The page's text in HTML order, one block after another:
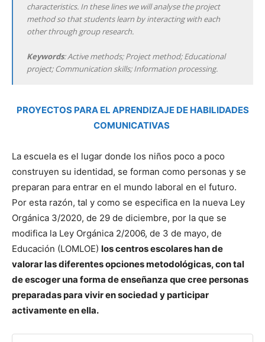
characteristics. In these lines we will analyse the project
method so that students learn by interacting with each
other through group research.
Keywords: Active methods; Project method; Educational
project; Communication skills; Information processing.
PROYECTOS PARA EL APRENDIZAJE DE HABILIDADES
COMUNICATIVAS
La escuela es el lugar donde los niños poco a poco
construyen su identidad, se forman como personas y se
preparan para entrar en el mundo laboral en el futuro.
Por esta razón, tal y como se especifica en la nueva Ley
Orgánica 3/2020, de 29 de diciembre, por la que se
modifica la Ley Orgánica 2/2006, de 3 de mayo, de
Educación (LOMLOE) los centros escolares han de
valorar las diferentes opciones metodológicas, con tal
de escoger una forma de enseñanza que cree personas
preparadas para vivir en sociedad y participar
activamente en ella.